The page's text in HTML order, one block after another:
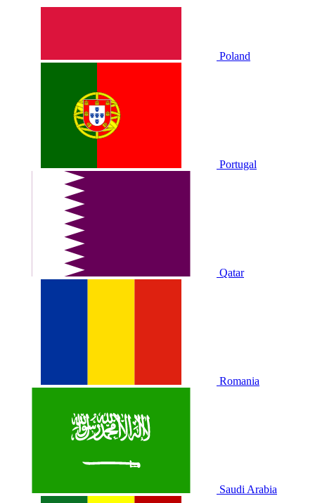
Poland
Portugal
Qatar
Romania
Saudi Arabia